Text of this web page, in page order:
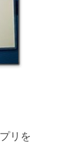
リを